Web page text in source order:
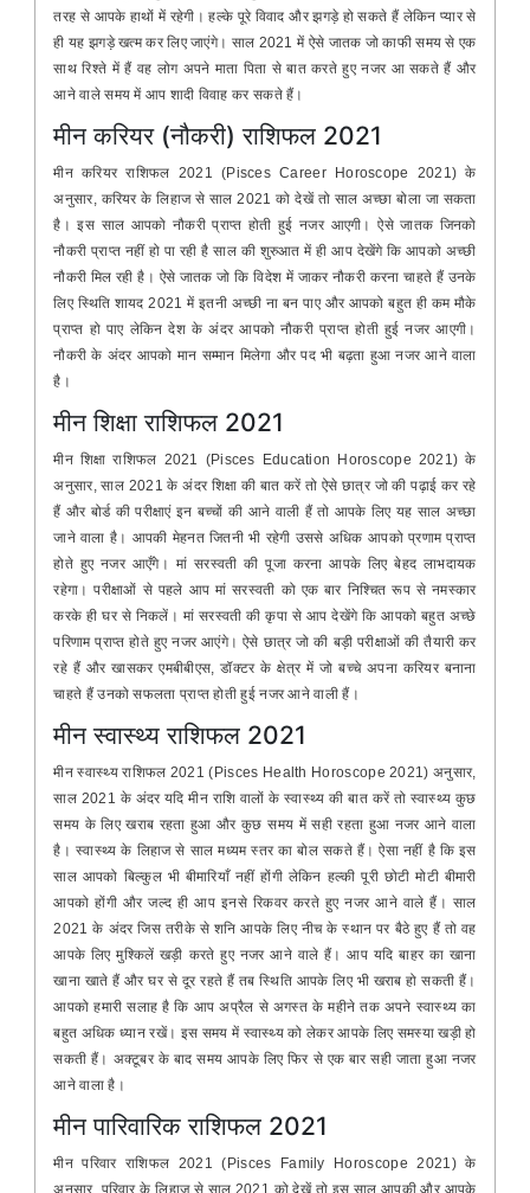
तरह से आपके हाथों में रहेगी। हल्के पूरे विवाद और झगड़े हो सकते हैं लेकिन प्यार से
ही यह झगड़े खत्म कर लिए जाएंगे। साल 2021 में ऐसे जातक जो काफी समय से एक
साथ रिश्ते में हैं वह लोग अपने माता पिता से बात करते हुए नजर आ सकते हैं और
आने वाले समय में आप शादी विवाह कर सकते हैं।
मीन करियर (नौकरी) राशिफल 2021
मीन करियर राशिफल 2021 (Pisces Career Horoscope 2021) के
अनुसार, करियर के लिहाज से साल 2021 को देखें तो साल अच्छा बोला जा सकता
है। इस साल आपको नौकरी प्राप्त होती हुई नजर आएगी। ऐसे जातक जिनको
नौकरी प्राप्त नहीं हो पा रही है साल की शुरुआत में ही आप देखेंगे कि आपको अच्छी
नौकरी मिल रही है। ऐसे जातक जो कि विदेश में जाकर नौकरी करना चाहते हैं उनके
लिए स्थिति शायद 2021 में इतनी अच्छी ना बन पाए और आपको बहुत ही कम मौके
प्राप्त हो पाए लेकिन देश के अंदर आपको नौकरी प्राप्त होती हुई नजर आएगी।
नौकरी के अंदर आपको मान सम्मान मिलेगा और पद भी बढ़ता हुआ नजर आने वाला
है।
मीन शिक्षा राशिफल 2021
मीन शिक्षा राशिफल 2021 (Pisces Education Horoscope 2021) के
अनुसार, साल 2021 के अंदर शिक्षा की बात करें तो ऐसे छात्र जो की पढ़ाई कर रहे
हैं और बोर्ड की परीक्षाएं इन बच्चों की आने वाली हैं तो आपके लिए यह साल अच्छा
जाने वाला है। आपकी मेहनत जितनी भी रहेगी उससे अधिक आपको प्रणाम प्राप्त
होते हुए नजर आएँगे। मां सरस्वती की पूजा करना आपके लिए बेहद लाभदायक
रहेगा। परीक्षाओं से पहले आप मां सरस्वती को एक बार निश्चित रूप से नमस्कार
करके ही घर से निकलें। मां सरस्वती की कृपा से आप देखेंगे कि आपको बहुत अच्छे
परिणाम प्राप्त होते हुए नजर आएंगे। ऐसे छात्र जो की बड़ी परीक्षाओं की तैयारी कर
रहे हैं और खासकर एमबीबीएस, डॉक्टर के क्षेत्र में जो बच्चे अपना करियर बनाना
चाहते हैं उनको सफलता प्राप्त होती हुई नजर आने वाली हैं।
मीन स्वास्थ्य राशिफल 2021
मीन स्वास्थ्य राशिफल 2021 (Pisces Health Horoscope 2021) अनुसार,
साल 2021 के अंदर यदि मीन राशि वालों के स्वास्थ्य की बात करें तो स्वास्थ्य कुछ
समय के लिए खराब रहता हुआ और कुछ समय में सही रहता हुआ नजर आने वाला
है। स्वास्थ्य के लिहाज से साल मध्यम स्तर का बोल सकते हैं। ऐसा नहीं है कि इस
साल आपको बिल्कुल भी बीमारियाँ नहीं होंगी लेकिन हल्की पूरी छोटी मोटी बीमारी
आपको होंगी और जल्द ही आप इनसे रिकवर करते हुए नजर आने वाले हैं। साल
2021 के अंदर जिस तरीके से शनि आपके लिए नीच के स्थान पर बैठे हुए हैं तो वह
आपके लिए मुश्किलें खड़ी करते हुए नजर आने वाले हैं। आप यदि बाहर का खाना
खाना खाते हैं और घर से दूर रहते हैं तब स्थिति आपके लिए भी खराब हो सकती हैं।
आपको हमारी सलाह है कि आप अप्रैल से अगस्त के महीने तक अपने स्वास्थ्य का
बहुत अधिक ध्यान रखें। इस समय में स्वास्थ्य को लेकर आपके लिए समस्या खड़ी हो
सकती हैं। अक्टूबर के बाद समय आपके लिए फिर से एक बार सही जाता हुआ नजर
आने वाला है।
मीन पारिवारिक राशिफल 2021
मीन परिवार राशिफल 2021 (Pisces Family Horoscope 2021) के
अनुसार, परिवार के लिहाज से साल 2021 को देखें तो इस साल आपकी और आपके